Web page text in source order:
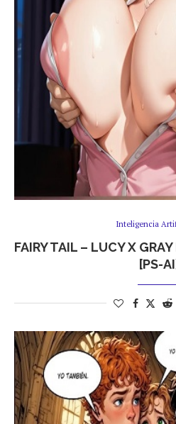
Inteligencia
FAIRY TAIL – LUCY X
[PS-AI]